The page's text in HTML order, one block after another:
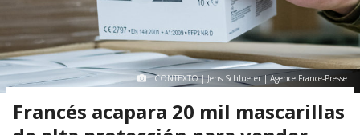
CONTEXTO | Jens Schlueter | Agence France-Presse
Francés acapara 20 mil mascarillas